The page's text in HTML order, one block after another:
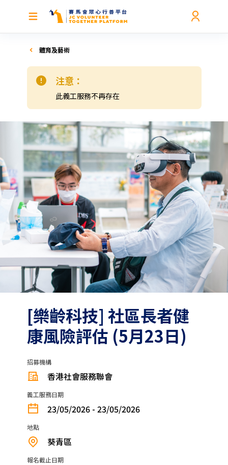
體育及藝術
注意：
此義工服務不再存在
[樂齡科技] 社區長者健
康風險評估 (5月23日)
招募機構
香港社會服務聯會
義工服務日期
23/05/2026 - 23/05/2026
地點
葵青區
報名截止日期